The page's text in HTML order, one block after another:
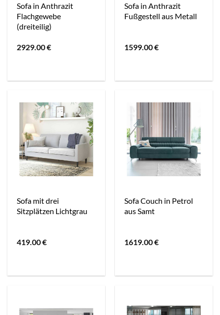
Sofa in Anthrazit
Flachgewebe
(dreiteilig)
2929.00€
Sofa in Anthrazit
Fußgestell aus Metall
1599.00€
Sofa mit drei
Sitzplätzen Lichtgrau
419.00€
Sofa Couch in Petrol
aus Samt
1619.00€